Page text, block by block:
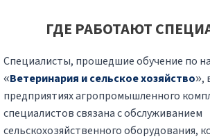
ГДЕ РАБОТАЮТ
Специалисты, прошедшие обучение по
«Ветеринария и сельское хозяйство»,
предприятиях агропромышленного
специалистов связана с обслуживанием
сельскохозяйственного оборудования,